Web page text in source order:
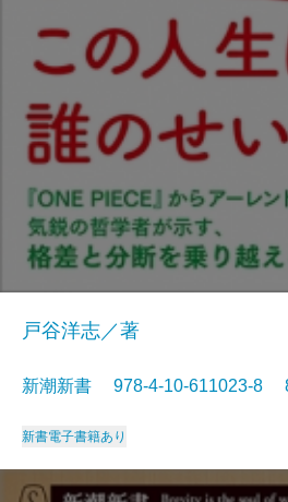
戸谷洋志／著
新潮新書 978-4-10-611023-8
新書電子書籍あり